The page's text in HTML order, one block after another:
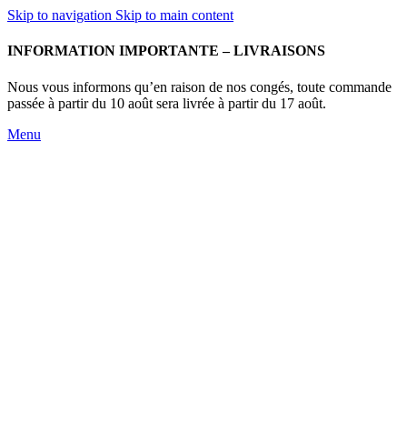
Skip to navigation Skip to main content
INFORMATION IMPORTANTE – LIVRAISONS
Nous vous informons qu’en raison de nos congés, toute commande
passée à partir du 10 août sera livrée à partir du 17 août.
Menu